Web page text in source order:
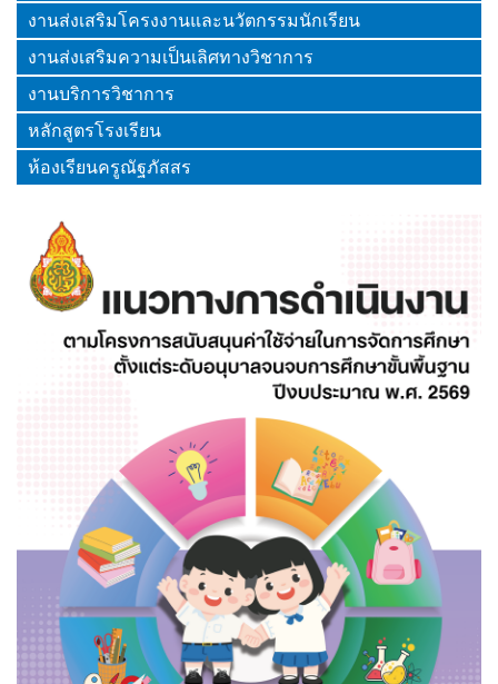
งานส่งเสริมโครงงานและนวัตกรรมนักเรียน
งานส่งเสริมความเป็นเลิศทางวิชาการ
งานบริการวิชาการ
หลักสูตรโรงเรียน
ห้องเรียนครูณัฐภัสสร